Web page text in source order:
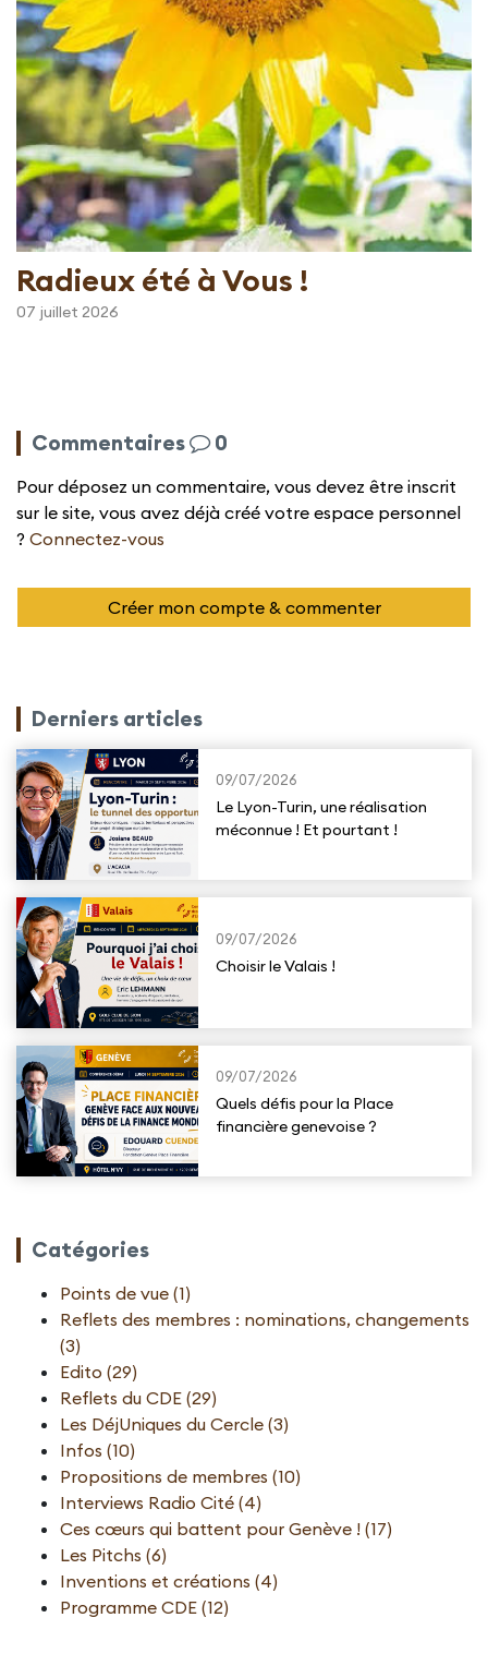
Radieux été à Vous !
07 juillet 2026
Commentaires 0
Pour déposez un commentaire, vous devez être inscrit
sur le site, vous avez déjà créé votre espace personnel
? Connectez-vous
Créer mon compte & commenter
Derniers articles
09/07/2026
Le Lyon-Turin, une réalisation
méconnue ! Et pourtant !
09/07/2026
Choisir le Valais !
09/07/2026
Quels défis pour la Place
financière genevoise ?
Catégories
Points de vue (1)
Reflets des membres : nominations, changements
(3)
Edito (29)
Reflets du CDE (29)
Les DéjUniques du Cercle (3)
Infos (10)
Propositions de membres (10)
Interviews Radio Cité (4)
Ces cœurs qui battent pour Genève ! (17)
Les Pitchs (6)
Inventions et créations (4)
Programme CDE (12)